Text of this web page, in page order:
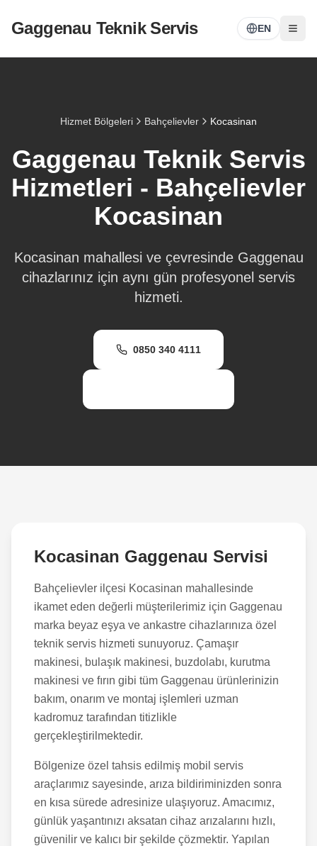
Gaggenau Teknik Servis EN
Hizmet Bölgeleri Bahçelievler Kocasinan
Gaggenau Teknik Servis
Hizmetleri - Bahçelievler
Kocasinan
Kocasinan mahallesi ve çevresinde Gaggenau
cihazlarınız için aynı gün profesyonel servis
hizmeti.
0850 340 4111
Kocasinan Gaggenau Servisi
Bahçelievler ilçesi Kocasinan mahallesinde
ikamet eden değerli müşterilerimiz için Gaggenau
marka beyaz eşya ve ankastre cihazlarınıza özel
teknik servis hizmeti sunuyoruz. Çamaşır
makinesi, bulaşık makinesi, buzdolabı, kurutma
makinesi ve fırın gibi tüm Gaggenau ürünlerinizin
bakım, onarım ve montaj işlemleri uzman
kadromuz tarafından titizlikle
gerçekleştirilmektedir.
Bölgenize özel tahsis edilmiş mobil servis
araçlarımız sayesinde, arıza bildiriminizden sonra
en kısa sürede adresinize ulaşıyoruz. Amacımız,
günlük yaşantınızı aksatan cihaz arızalarını hızlı,
güvenilir ve kalıcı bir şekilde çözmektir. Yapılan